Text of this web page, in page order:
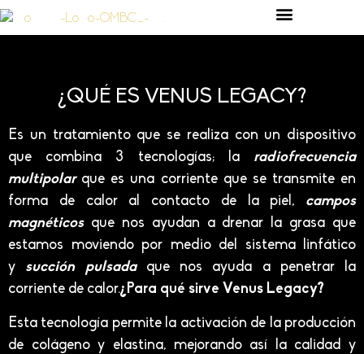
¿QUÉ ES VENUS LEGACY?
Es un tratamiento que se realiza con un dispositivo
que combina 3 tecnologías; la radiofrecuencia
multipolarque es una corriente que se transmite en
forma de calor al contacto de la piel, campos
magnéticosque nos ayudan a drenar la grasa que
estamos moviendo por medio del sistema linfático
y succión pulsadaque nos ayuda a penetrar la
corriente de calor.¿Para qué sirve Venus Legacy?
Esta tecnología permite la activación de la producción
de colágeno y elastina, mejorando así la calidad y